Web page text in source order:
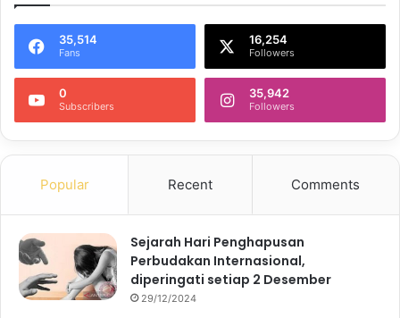
35,514
Fans
16,254
Followers
0
Subscribers
35,942
Followers
Popular Recent Comments
Sejarah Hari Penghapusan
Perbudakan Internasional,
diperingati setiap 2 Desember
29/12/2024